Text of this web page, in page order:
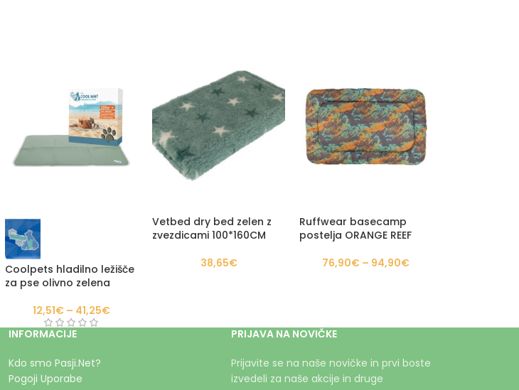
Coolpets hladilno ležišče
za pse olivno zelena
12,51€ – 41,25€
Vetbed dry bed zelen z
zvezdicami 100*160CM
38,65€
Ruffwear basecamp
postelja ORANGE REEF
76,90€ – 94,90€
INFORMACIJE
Kdo smo Pasji.Net?
Pogoji Uporabe
PRIJAVA NA NOVIČKE
Prijavite se na naše novičke in prvi boste
izvedeli za naše akcije in druge